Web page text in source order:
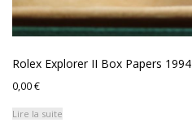
Rolex Explorer II Box Papers 1994
0,00€
Lire la suite